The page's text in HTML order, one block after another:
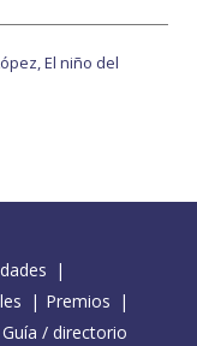
El niño del
Premios
Guía / directorio